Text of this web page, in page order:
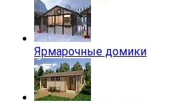
Ярмарочные домики